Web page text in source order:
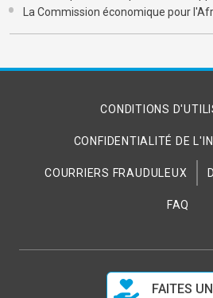
La Commission économique pour
CONDITIONS
CONFIDENTIALITÉ DE
COURRIERS FRAUDULEUX
FAQ
FAITES